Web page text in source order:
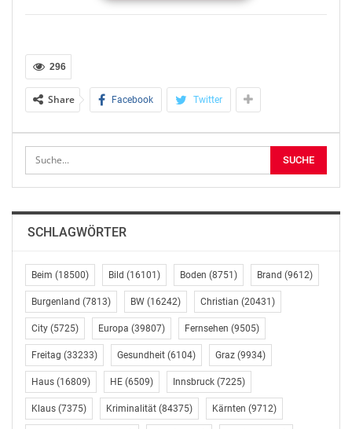
Organisationen einen besser strukturierten SEO-Ansatz.
Digitalmanager und ihre Teams können somit einfacher
die wichtige und sehr komplexe Herausforderung, die
die SEO darstellt, meistern und so die Online-
Sichtbarkeit stärken sowie weitere potenzielle Kunden
und Nutzer erreichen.
„In der digitalen Welt von heute sind Suchmaschinen
unverzichtbar, um mit bestehenden und potenziellen
Kunden zu kommunizieren und Produkte zu verkaufen.
wenn niemand darauf achtet, was passiert, nachdem
man auf „Veröffentlichen“ geklickt hat? Aus diesem
Grund ist ein intelligenter SEO-Ansatz ebenso wichtig
wie die Entwicklung guter Inhalte“, so Morten Ebbesen,
CEO von Siteimprove.
Im vergangenen Jahrzehnt haben Suchmaschinen
unsere Denkweise, unser Verhalten und unsere
Meinungsbildung auf fundamentale Weise verändert.
296
Share Facebook Twitter
SCHLAGWÖRTER
Beim (18500) Bild (16101) Boden (8751) Brand (9612)
Burgenland (7813) BW (16242) Christian (20431)
City (5725) Europa (39807) Fernsehen (9505)
Freitag (33233) Gesundheit (6104) Graz (9934)
Haus (16809) HE (6509) Innsbruck (7225)
Klaus (7375) Kriminalität (84375) Kärnten (9712)